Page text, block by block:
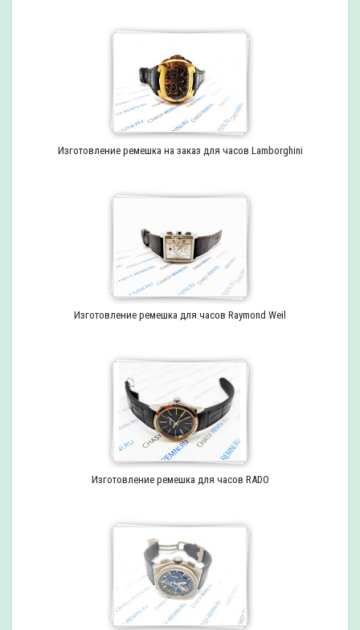
Изготовление ремешка на заказ для часов Lamborghini
Изготовление ремешка для часов Raymond Weil
Изготовление ремешка для часов RADO